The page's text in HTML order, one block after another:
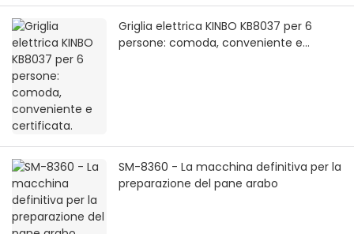
Griglia elettrica KINBO KB8037 per 6
persone: comoda, conveniente e
SM-8360 - La macchina definitiva per la
preparazione del pane arabo